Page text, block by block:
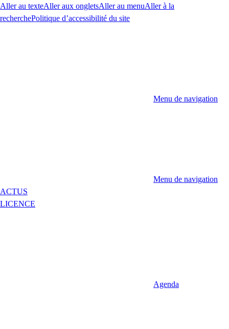
Aller au texteAller aux ongletsAller au menuAller à la
recherchePolitique d’accessibilité du site
Menu de navigation
Menu de navigation
ACTUS
LICENCE
Agenda